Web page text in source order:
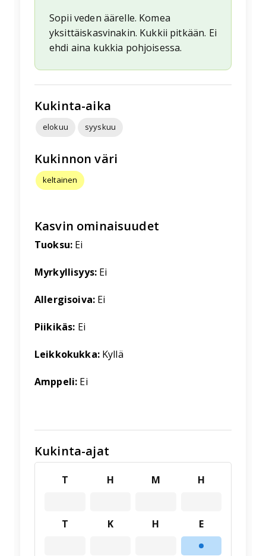
Sopii veden äärelle. Komea
yksittäiskasvinakin. Kukkii pitkään. Ei
ehdi aina kukkia pohjoisessa.
Kukinta-aika
elokuu syyskuu
Kukinnon väri
keltainen
Kasvin ominaisuudet
Tuoksu: Ei
Myrkyllisyys: Ei
Allergisoiva: Ei
Piikikäs: Ei
Leikkokukka: Kyllä
Amppeli: Ei
Kukinta-ajat
T H M H
T K H E